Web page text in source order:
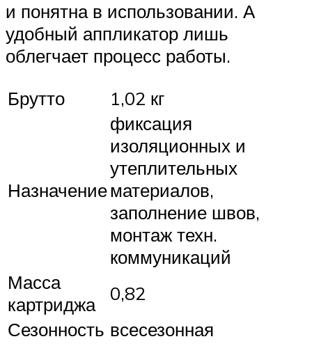
и понятна в использовании. А
удобный аппликатор лишь
облегчает процесс работы.
Брутто
1,02 кг
Назначение
фиксация
изоляционных и
утеплительных
материалов,
заполнение швов,
монтаж техн.
коммуникаций
Масса
картриджа
0,82
Сезонность всесезонная